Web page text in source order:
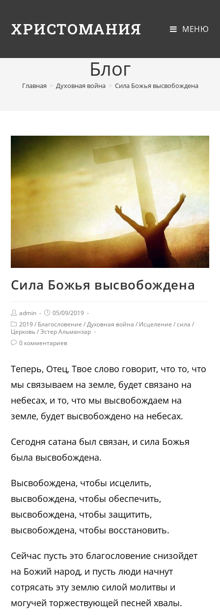
ХРИСТОМАНИЯ МЕНЮ
Блог
Главная > Духовная война > Сила Божья высвобождена
Сила Божья высвобождена
admin
05/09/2019
2019 / Благословение / Духовная война / Исцеление / сила /
Церковь / Эстер Альманзар
0 комментариев
Теперь, Отец, Твое слово говорит, что то, что
мы связываем на земле, будет связано на
небесах, и то, что мы высвобождаем на
земле, будет высвобождено на небесах.
Сегодня сатана был связан, и сила Божья
была высвобождена.
Высвобождена, чтобы исцелить,
высвобождена, чтобы обеспечить,
высвобождена, чтобы защитить,
высвобождена, чтобы восстановить.
Сейчас пусть это благословение снизойдет
на Божий народ, и пусть люди начнут
сотрясать эту землю силой молитвы и
могучей торжествующей песней хвалы.